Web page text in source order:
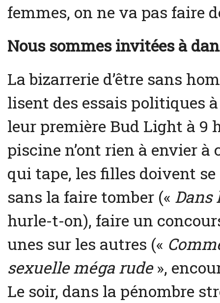
femmes, on ne va pas faire
Nous sommes invitées à
La bizarrerie d’être sans
lisent des essais politiques
leur première Bud Light à 9
piscine n’ont rien à envier à
qui tape, les filles doivent
sans la faire tomber (« Dans
hurle-t-on), faire un
unes sur les autres («
sexuelle méga rude»,
Le soir, dans la pénombre